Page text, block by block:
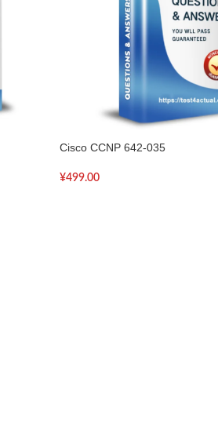
Cisco CCNP 642-035
¥499.00